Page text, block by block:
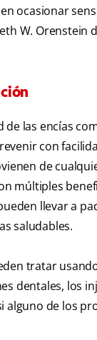
ocasionar
W. Orenstein
las encías
con
de
múltiples
llevar a
saludables.
tratar
dentales, los
alguno de los